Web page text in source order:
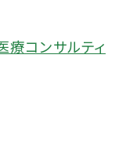
療コンサルティ